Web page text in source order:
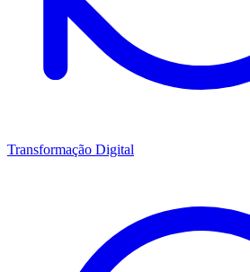
Transformação Digital